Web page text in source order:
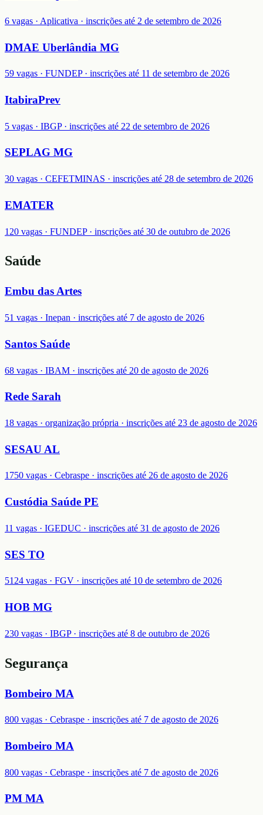
6 vagas · Aplicativa · inscrições até 2 de setembro de 2026
DMAE Uberlândia MG
59 vagas · FUNDEP · inscrições até 11 de setembro de 2026
ItabiraPrev
5 vagas · IBGP · inscrições até 22 de setembro de 2026
SEPLAG MG
30 vagas · CEFETMINAS · inscrições até 28 de setembro de 2026
EMATER
120 vagas · FUNDEP · inscrições até 30 de outubro de 2026
Saúde
Embu das Artes
51 vagas · Inepan · inscrições até 7 de agosto de 2026
Santos Saúde
68 vagas · IBAM · inscrições até 20 de agosto de 2026
Rede Sarah
18 vagas · organização própria · inscrições até 23 de agosto de 2026
SESAU AL
1750 vagas · Cebraspe · inscrições até 26 de agosto de 2026
Custódia Saúde PE
11 vagas · IGEDUC · inscrições até 31 de agosto de 2026
SES TO
5124 vagas · FGV · inscrições até 10 de setembro de 2026
HOB MG
230 vagas · IBGP · inscrições até 8 de outubro de 2026
Segurança
Bombeiro MA
800 vagas · Cebraspe · inscrições até 7 de agosto de 2026
Bombeiro MA
800 vagas · Cebraspe · inscrições até 7 de agosto de 2026
PM MA